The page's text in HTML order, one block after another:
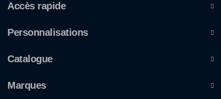
Accès rapide
Personnalisations
Catalogue
Marques